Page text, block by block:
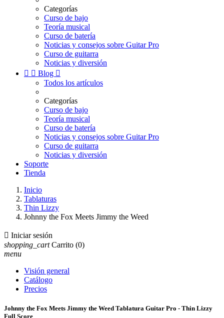
Categorías
Curso de bajo
Teoría musical
Curso de batería
Noticias y consejos sobre Guitar Pro
Curso de guitarra
Noticias y diversión
  Blog 
Todos los artículos
Categorías
Curso de bajo
Teoría musical
Curso de batería
Noticias y consejos sobre Guitar Pro
Curso de guitarra
Noticias y diversión
Soporte
Tienda
Inicio
Tablaturas
Thin Lizzy
Johnny the Fox Meets Jimmy the Weed
 Iniciar sesión
shopping_cart Carrito (0)
menu
Visión general
Catálogo
Precios
Johnny the Fox Meets Jimmy the Weed Tablatura Guitar Pro - Thin Lizzy
Full Score